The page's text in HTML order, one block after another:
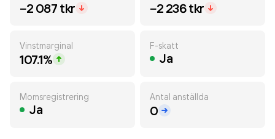
−2 087 tkr −2 236 tkr
Vinstmarginal
107.1%
F-skatt
Ja
Momsregistrering
Ja
Antal anställda
0